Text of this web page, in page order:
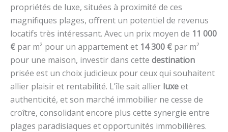
propriétés de luxe, situées à proximité de ces
magnifiques plages, offrent un potentiel de revenus
locatifs très intéressant. Avec un prix moyen de 11 000
€ par m² pour un appartement et 14 300 € par m²
pour une maison, investir dans cette destination
prisée est un choix judicieux pour ceux qui souhaitent
allier plaisir et rentabilité. L’île sait allier luxeet
authenticité, et son marché immobilier ne cesse de
croître, consolidant encore plus cette synergie entre
plages paradisiaques et opportunités immobilières.